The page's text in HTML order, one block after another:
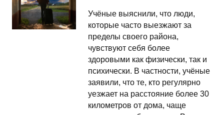
Учёные выяснили, что люди,
которые часто выезжают за
пределы своего района,
чувствуют себя более
здоровыми как физически, так и
психически. В частности, учёные
заявили, что те, кто регулярно
уезжает на расстояние более 30
километров от дома, чаще